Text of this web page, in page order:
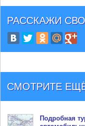
РАССКАЖИ
СМОТРИТЕ
Подробная